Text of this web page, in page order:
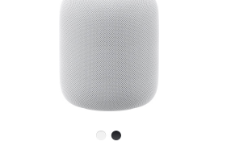
了
解
HomePod<